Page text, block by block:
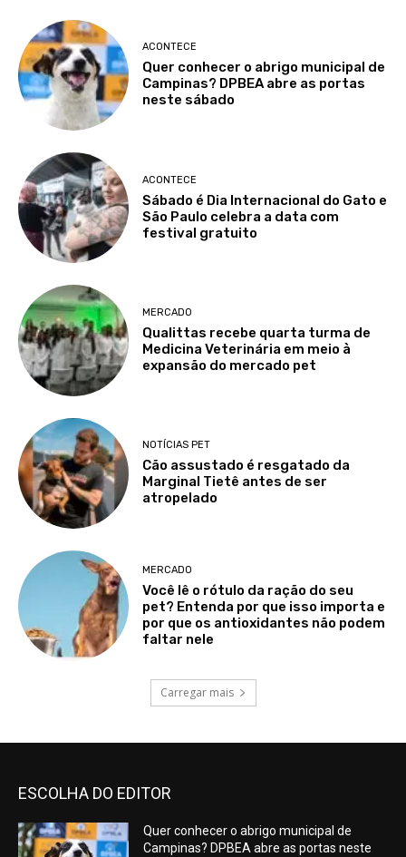
ACONTECE
Quer conhecer o abrigo municipal de
Campinas? DPBEA abre as portas
neste sábado
ACONTECE
Sábado é Dia Internacional do Gato e
São Paulo celebra a data com
festival gratuito
MERCADO
Qualittas recebe quarta turma de
Medicina Veterinária em meio à
expansão do mercado pet
NOTÍCIAS PET
Cão assustado é resgatado da
Marginal Tietê antes de ser
atropelado
MERCADO
Você lê o rótulo da ração do seu
pet? Entenda por que isso importa e
por que os antioxidantes não podem
faltar nele
Carregar mais
ESCOLHA DO EDITOR
Quer conhecer o abrigo municipal de
Campinas? DPBEA abre as portas neste